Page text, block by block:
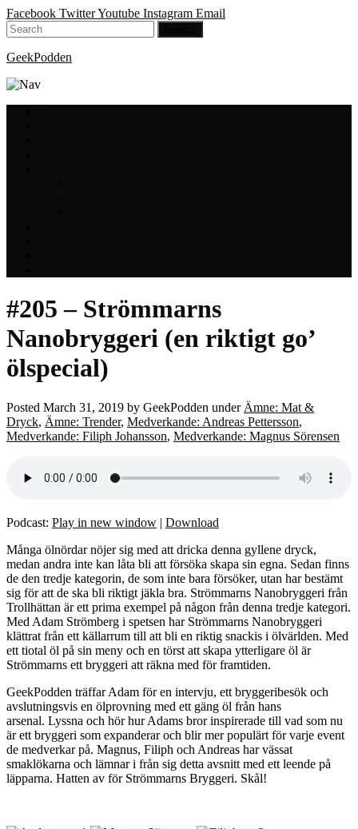
Facebook TwitterYoutube Instagram Email
GeekPodden
#205 – Strömmarns
Nanobryggeri (en riktigt go’
ölspecial)
Posted March 31, 2019 by GeekPodden under Ämne: Mat &
Dryck, Ämne: Trender, Medverkande: Andreas Pettersson,
Medverkande: Filiph Johansson, Medverkande: Magnus Sörensen
Podcast: Play in new window | Download
Många ölnördar nöjer sig med att dricka denna gyllene dryck,
medan andra inte kan låta bli att försöka skapa sin egna. Sedan finns
de den tredje kategorin, de som inte bara försöker, utan har bestämt
sig för att de ska bli riktigt jäkla bra. Strömmarns Nanobryggeri från
Trollhättan är ett prima exempel på någon från denna tredje kategori.
Med Adam Strömberg i spetsen har Strömmarns Nanobryggeri
klättrat från ett källarrum till att bli en riktig snackis i ölvärlden. Med
ett tiotal öl på sin meny och en törst att skapa ytterligare öl är
Strömmarns ett bryggeri att räkna med för framtiden.
GeekPodden träffar Adam för en intervju, ett bryggeribesök och
avslutningsvis en ölprovning med ett gäng öl från hans
arsenal. Lyssna och hör hur Adams bror inspirerade till vad som nu
är ett bryggeri som expanderar och blir mer populärt för varje event
de medverkar på. Magnus, Filiph och Andreas har vässat
smaklökarna och lämnar i från sig detta avsnitt med ett leende på
läpparna. Hatten av för Strömmarns Bryggeri. Skål!